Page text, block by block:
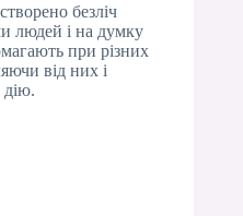
безліч
людей і на думку
при різних
від них і